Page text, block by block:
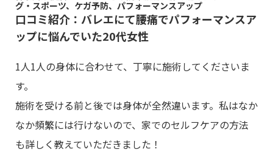
グ・スポーツ、ケガ予防、パフォーマンスアップ
口コミ紹介：バレエにて腰痛でパフォーマンスア
ップに悩んでいた20代女性
1人1人の身体に合わせて、丁寧に施術してくださいま
す。
施術を受ける前と後では身体が全然違います。私はなか
なか頻繁には行けないので、家でのセルフケアの方法
も詳しく教えていただきました！